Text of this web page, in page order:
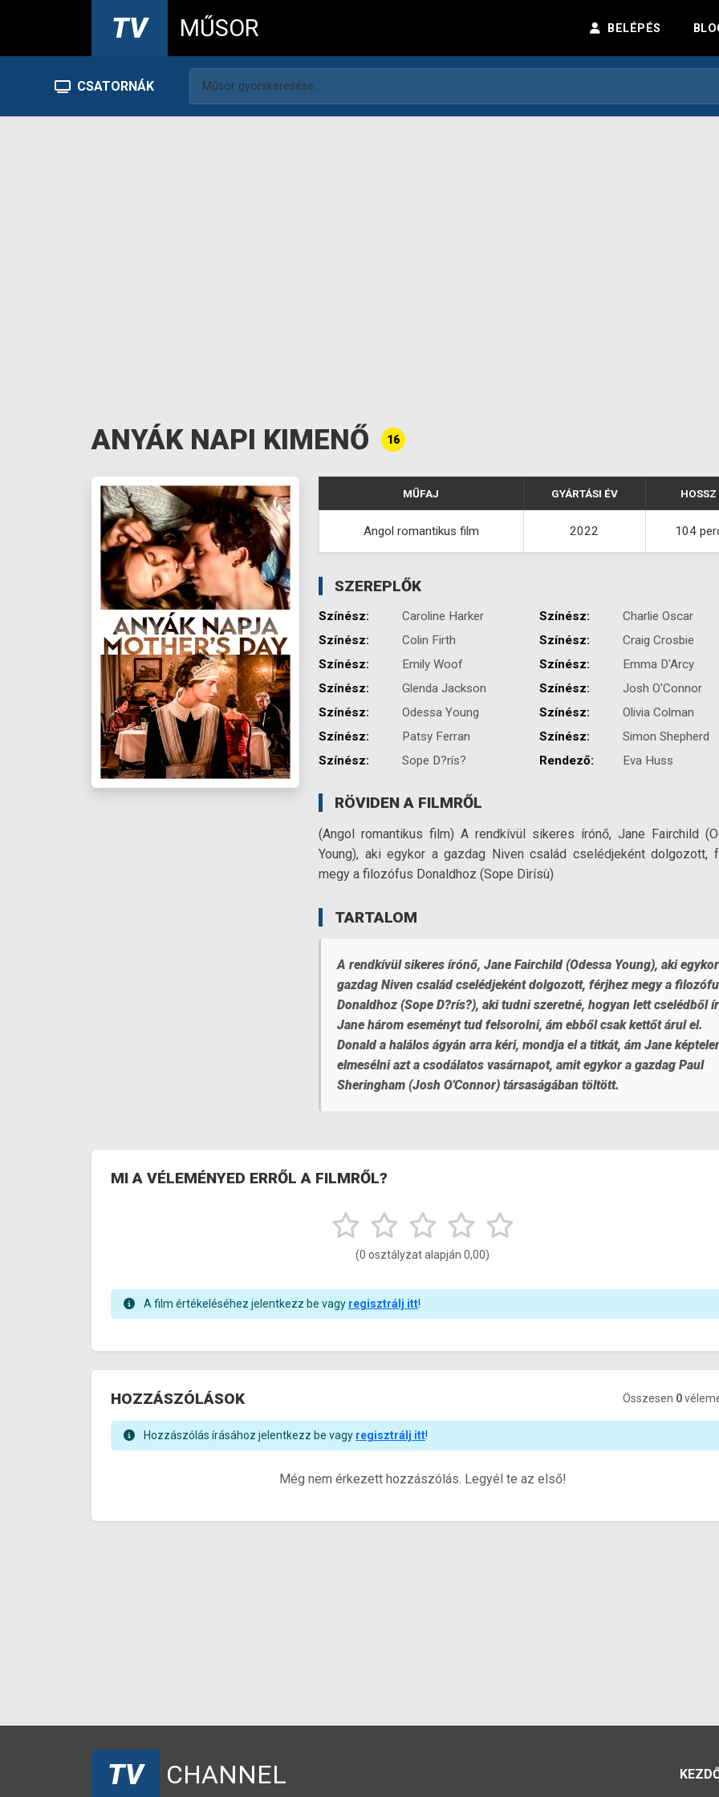
TV MŰSOR BELÉPÉS
CSATORNÁK
ANYÁK NAPI KIMENŐ 16
MŰFAJ GYÁRTÁSI ÉV HOSSZ
Angol romantikus film 2022 104
SZEREPLŐK
Színész: Caroline Harker Színész:
Charlie Oscar
Színész:
Colin Firth Színész:
Craig Crosbie
Színész:
Emily Woof Színész:
Emma D'Arcy
Színész:
Glenda Jackson Színész:
Josh O'Connor
Színész:
Odessa Young Színész:
Olivia Colman
Színész:
Patsy Ferran Színész:
Simon Shepherd
Színész:
Sope D?rís? Rendező: Eva Huss
RÖVIDEN A FILMRŐL
(Angol romantikus film) A rendkívül sikeres írónő, Jane Fairchild
Young), aki egykor a gazdag Niven család cselédjeként dolgozott,
megy a filozófus Donaldhoz (Sope Dìrísù)
TARTALOM
A rendkívül sikeres írónő, Jane Fairchild (Odessa Young), aki
gazdag Niven család cselédjeként dolgozott, férjhez megy a
Donaldhoz (Sope D?rís?), aki tudni szeretné, hogyan lett cselédből
Jane három eseményt tud felsorolni, ám ebből csak kettőt árul el.
Donald a halálos ágyán arra kéri, mondja el a titkát, ám Jane
elmesélni azt a csodálatos vasárnapot, amit egykor a gazdag Paul
Sheringham (Josh O'Connor) társaságában töltött.
MI A VÉLEMÉNYED ERRŐL A FILMRŐL?
(0 osztályzat alapján 0,00)
A film értékeléséhez jelentkezz be vagy regisztrálj itt!
HOZZÁSZÓLÁSOK Összesen 0
Hozzászólás írásához jelentkezz be vagy regisztrálj itt!
Még nem érkezett hozzászólás. Legyél te az első!
TV CHANNEL